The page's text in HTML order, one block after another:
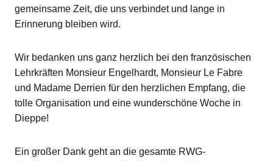
gemeinsame Zeit, die uns verbindet und lange in
Erinnerung bleiben wird.
Wir bedanken uns ganz herzlich bei den französischen
Lehrkräften Monsieur Engelhardt, Monsieur Le Fabre
und Madame Derrien für den herzlichen Empfang, die
tolle Organisation und eine wunderschöne Woche in
Dieppe!
Ein großer Dank geht an die gesamte RWG-